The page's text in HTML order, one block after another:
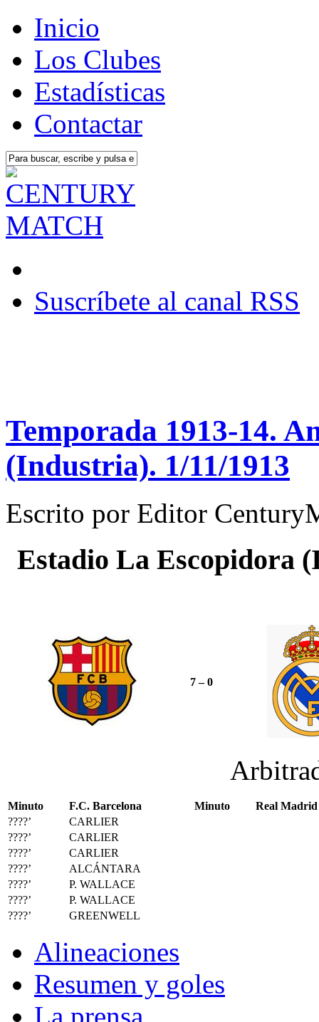
Inicio
Los Clubes
Estadísticas
Contactar
Suscríbete al canal RSS
Temporada 1913-14.
(Industria). 1/11/1913
Escrito por Editor
Estadio La Escopidora
7 – 0
Minuto F.C. Barcelona Minuto
Real Madrid
????’
CARLIER
????’
CARLIER
????’
CARLIER
????’
ALCÁNTARA
????’
P. WALLACE
????’
P. WALLACE
????’
GREENWELL
Alineaciones
Resumen y goles